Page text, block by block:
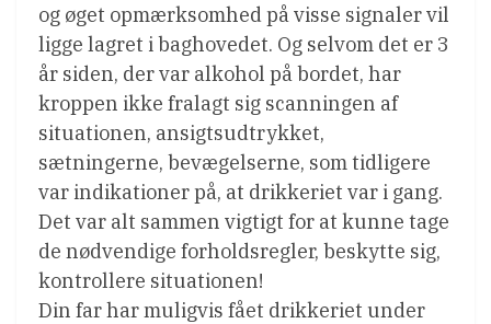
og øget opmærksomhed på visse signaler vil
ligge lagret i baghovedet. Og selvom det er 3
år siden, der var alkohol på bordet, har
kroppen ikke fralagt sig scanningen af
situationen, ansigtsudtrykket,
sætningerne, bevægelserne, som tidligere
var indikationer på, at drikkeriet var i gang.
Det var alt sammen vigtigt for at kunne tage
de nødvendige forholdsregler, beskytte sig,
kontrollere situationen!
Din far har muligvis fået drikkeriet under